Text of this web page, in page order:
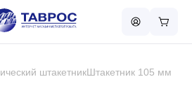
штакетникШтакетник 105 мм